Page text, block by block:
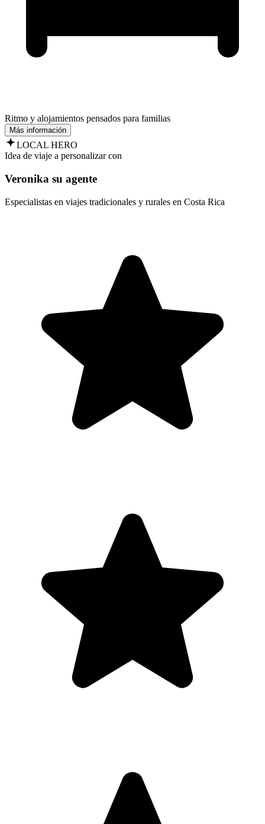
Ritmo y alojamientos pensados para familias
Más información
LOCAL HERO
Idea de viaje a personalizar con
Veronika su agente
Especialistas en viajes tradicionales y rurales en Costa Rica